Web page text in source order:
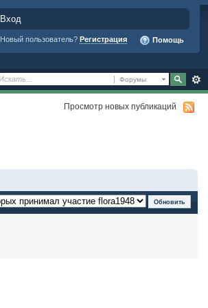
Вход
Новый пользователь? Регистрация Помощь
Форумы
Просмотр новых публикаций